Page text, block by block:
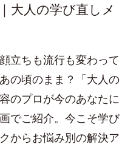
大人の学び直しメ
立ちも流行も変わって
の頃のまま？「大人の
のプロが今のあなたに
でご紹介。今こそ学び
からお悩み別の解決ア